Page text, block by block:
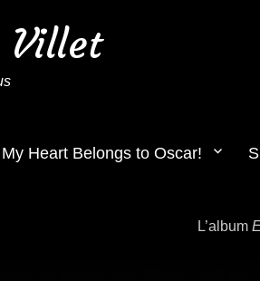
Villet
My Heart Belongs to Oscar!
L’album